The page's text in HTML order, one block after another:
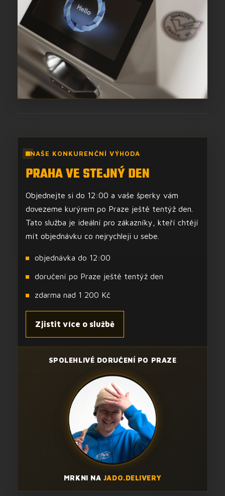
NAŠE KONKURENČNÍ VÝHODA
PRAHA VE STEJNÝ DEN
Objednejte si do 12:00 a vaše šperky vám
dovezeme kurýrem po Praze ještě tentýž den.
Tato služba je ideální pro zákazníky, kteří chtějí
mít objednávku co nejrychleji u sebe.
objednávka do 12:00
doručení po Praze ještě tentýž den
zdarma nad 1 200 Kč
Zjistit více o službě
SPOLEHLIVÉ DORUČENÍ PO PRAZE
MRKNI NA JADO.DELIVERY